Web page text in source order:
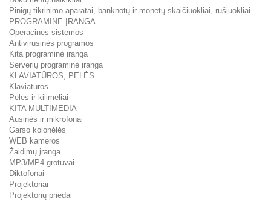
Pinigų tikrinimo aparatai, banknotų ir monetų skaičiuokliai, rūšiuokliai
PROGRAMINĖ ĮRANGA
Operacinės sistemos
Antivirusinės programos
Kita programinė įranga
Serverių programinė įranga
KLAVIATŪROS, PELĖS
Klaviatūros
Pelės ir kilimėliai
KITA MULTIMEDIA
Ausinės ir mikrofonai
Garso kolonėlės
WEB kameros
Žaidimų įranga
MP3/MP4 grotuvai
Diktofonai
Projektoriai
Projektorių priedai